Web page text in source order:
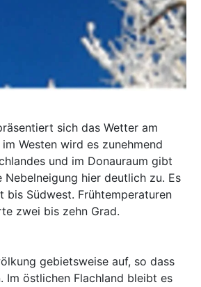
sich das Wetter am
Westen wird es zunehmend
und im Donauraum gibt
hier deutlich zu. Es
bis Südwest. Frühtemperaturen
zwei bis zehn Grad.
gebietsweise auf, so dass
Im östlichen Flachland bleibt es